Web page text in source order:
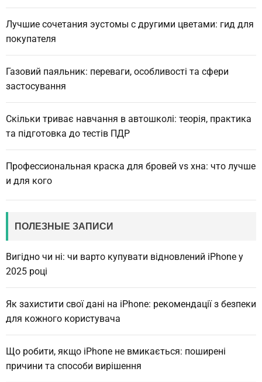
Лучшие сочетания эустомы с другими цветами: гид для
покупателя
Газовий паяльник: переваги, особливості та сфери
застосування
Скільки триває навчання в автошколі: теорія, практика
та підготовка до тестів ПДР
Профессиональная краска для бровей vs хна: что лучше
и для кого
ПОЛЕЗНЫЕ ЗАПИСИ
Вигідно чи ні: чи варто купувати відновлений iPhone у
2025 році
Як захистити свої дані на iPhone: рекомендації з безпеки
для кожного користувача
Що робити, якщо iPhone не вмикається: поширені
причини та способи вирішення